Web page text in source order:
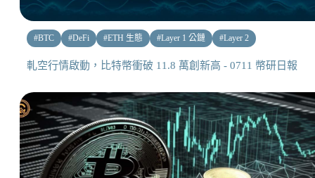
#BTC #DeFi #ETH 生態 #Layer 1 公鏈 #Layer 2
軋空行情啟動，比特幣衝破 11.8 萬創新高 - 0711 幣研日報